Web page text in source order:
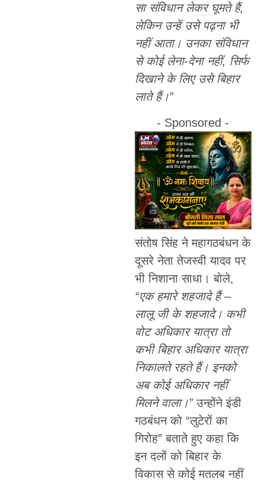
सा संविधान लेकर घूमते हैं,
लेकिन उन्हें उसे पढ़ना भी
नहीं आता। उनका संविधान
से कोई लेना-देना नहीं, सिर्फ
दिखाने के लिए उसे बिहार
लाते हैं।”
- Sponsored -
संतोष सिंह ने महागठबंधन के
दूसरे नेता तेजस्वी यादव पर
भी निशाना साधा। बोले,
“एक हमारे शहजादे हैं –
लालू जी के शहजादे। कभी
वोट अधिकार यात्रा तो
कभी बिहार अधिकार यात्रा
निकालते रहते हैं। इनको
अब कोई अधिकार नहीं
मिलने वाला।”उन्होंने इंडी
गठबंधन को “लुटेरों का
गिरोह” बताते हुए कहा कि
इन दलों को बिहार के
विकास से कोई मतलब नहीं